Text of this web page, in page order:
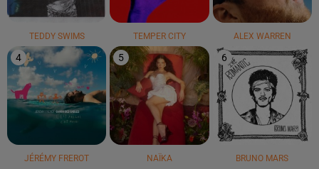
TEDDY SWIMS TEMPER CITY ALEX WARREN
4
JÉRÉMY FREROT
5
NAÏKA
6
BRUNO MARS